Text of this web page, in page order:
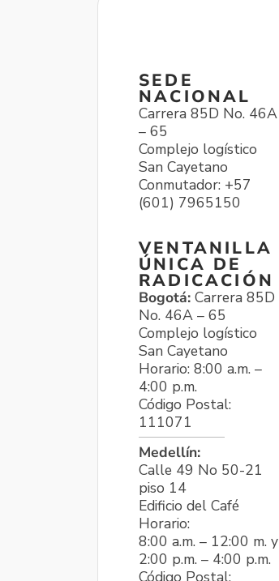
SEDE
NACIONAL
Carrera 85D No. 46A
– 65
Complejo logístico
San Cayetano
Conmutador: +57
(601) 7965150
VENTANILLA
ÚNICA DE
RADICACIÓN
Bogotá: Carrera 85D
No. 46A – 65
Complejo logístico
San Cayetano
Horario: 8:00 a.m. –
4:00 p.m.
Código Postal:
111071
Medellín:
Calle 49 No 50-21
piso 14
Edificio del Café
Horario:
8:00 a.m. – 12:00 m. y
2:00 p.m. – 4:00 p.m.